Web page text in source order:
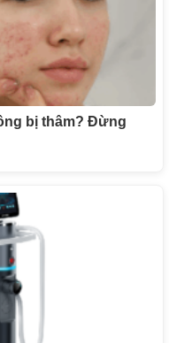
bị thâm? Đừng